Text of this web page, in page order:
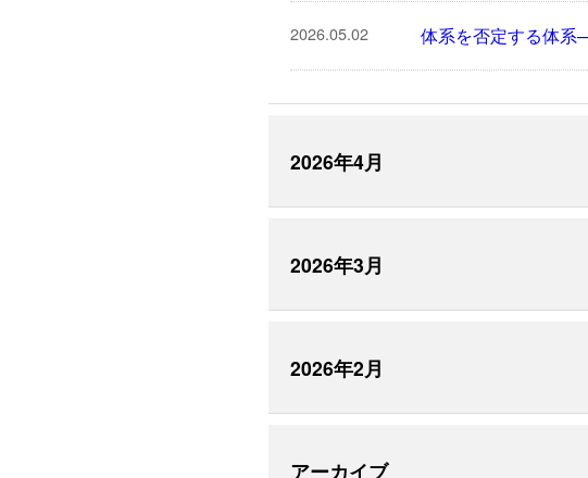
2026.05.02 体系を否定する体
2026年4月
2026年3月
2026年2月
アーカイブ